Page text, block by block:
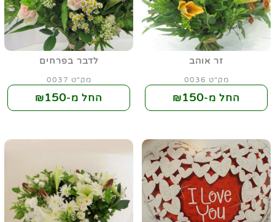
זר אוהב
מק"ט 0036
החל מ-₪150
לדבר בפרחים
מק"ט 0037
החל מ-₪150